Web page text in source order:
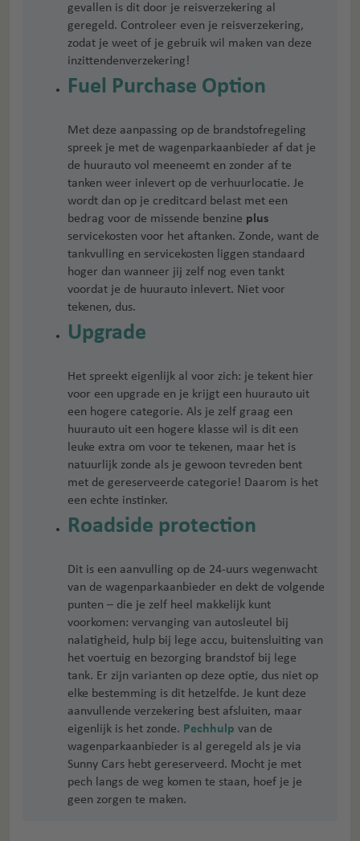
gevallen is dit door je reisverzekering al
geregeld. Controleer even je reisverzekering,
zodat je weet of je gebruik wil maken van deze
inzittendenverzekering!
Fuel Purchase Option
Met deze aanpassing op de brandstofregeling
spreek je met de wagenparkaanbieder af dat je
de huurauto vol meeneemt en zonder af te
tanken weer inlevert op de verhuurlocatie. Je
wordt dan op je creditcard belast met een
bedrag voor de missende benzine plus
servicekosten voor het aftanken. Zonde, want de
tankvulling en servicekosten liggen standaard
hoger dan wanneer jij zelf nog even tankt
voordat je de huurauto inlevert. Niet voor
tekenen, dus.
Upgrade
Het spreekt eigenlijk al voor zich: je tekent hier
voor een upgrade en je krijgt een huurauto uit
een hogere categorie. Als je zelf graag een
huurauto uit een hogere klasse wil is dit een
leuke extra om voor te tekenen, maar het is
natuurlijk zonde als je gewoon tevreden bent
met de gereserveerde categorie! Daarom is het
een echte instinker.
Roadside protection
Dit is een aanvulling op de 24-uurs wegenwacht
van de wagenparkaanbieder en dekt de volgende
punten – die je zelf heel makkelijk kunt
voorkomen: vervanging van autosleutel bij
nalatigheid, hulp bij lege accu, buitensluiting van
het voertuig en bezorging brandstof bij lege
tank. Er zijn varianten op deze optie, dus niet op
elke bestemming is dit hetzelfde. Je kunt deze
aanvullende verzekering best afsluiten, maar
eigenlijk is het zonde. Pechhulp van de
wagenparkaanbieder is al geregeld als je via
Sunny Cars hebt gereserveerd. Mocht je met
pech langs de weg komen te staan, hoef je je
geen zorgen te maken.